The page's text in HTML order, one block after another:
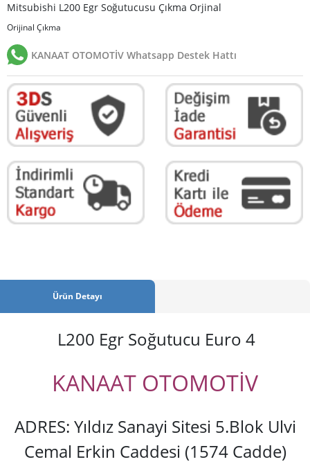
Mitsubishi L200 Egr Soğutucusu Çıkma Orjinal
Orijinal Çıkma
KANAAT OTOMOTİV Whatsapp Destek Hattı
Ürün Detayı
L200 Egr Soğutucu Euro 4
KANAAT OTOMOTİV
ADRES: Yıldız Sanayi Sitesi 5.Blok Ulvi
Cemal Erkin Caddesi (1574 Cadde)